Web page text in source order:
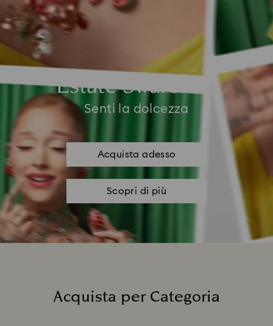
Estate Swarovski
Senti la dolcezza
Acquista adesso
Scopri di più
Acquista per Categoria